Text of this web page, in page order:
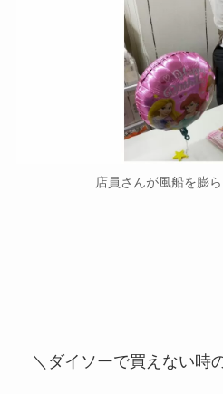
店員さんが風船を膨
＼ダイソーで買えない時